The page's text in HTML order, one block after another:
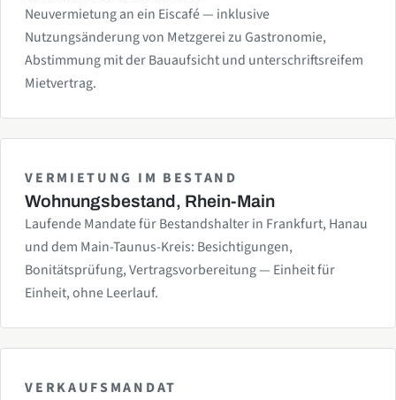
Neuvermietung an ein Eiscafé — inklusive
Nutzungsänderung von Metzgerei zu Gastronomie,
Abstimmung mit der Bauaufsicht und unterschriftsreifem
Mietvertrag.
VERMIETUNG IM BESTAND
Wohnungsbestand, Rhein-Main
Laufende Mandate für Bestandshalter in Frankfurt, Hanau
und dem Main-Taunus-Kreis: Besichtigungen,
Bonitätsprüfung, Vertragsvorbereitung — Einheit für
Einheit, ohne Leerlauf.
VERKAUFSMANDAT